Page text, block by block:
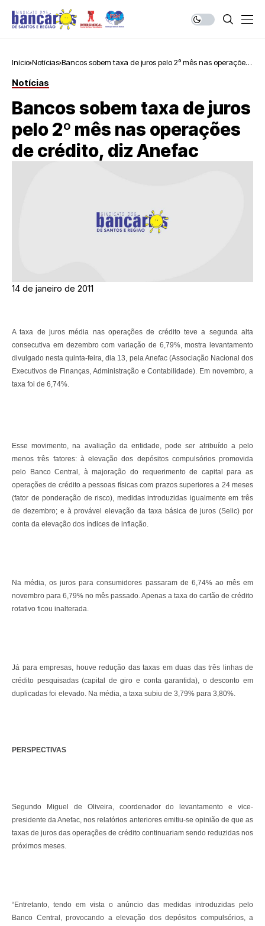
Início Notícias Bancos sobem taxa de juros pelo 2º mês nas operações
Notícias
Bancos sobem taxa de juros
pelo 2º mês nas operações
de crédito, diz Anefac
14 de janeiro de 2011
A taxa de juros média nas operações de crédito teve a segunda alta
consecutiva em dezembro com variação de 6,79%, mostra levantamento
divulgado nesta quinta-feira, dia 13, pela Anefac (Associação Nacional dos
Executivos de Finanças, Administração e Contabilidade). Em novembro, a
taxa foi de 6,74%.
Esse movimento, na avaliação da entidade, pode ser atribuído a pelo
menos três fatores: à elevação dos depósitos compulsórios promovida
pelo Banco Central, à majoração do requerimento de capital para as
operações de crédito a pessoas físicas com prazos superiores a 24 meses
(fator de ponderação de risco), medidas introduzidas igualmente em três
de dezembro; e à provável elevação da taxa básica de juros (Selic) por
conta da elevação dos índices de inflação.
Na média, os juros para consumidores passaram de 6,74% ao mês em
novembro para 6,79% no mês passado. Apenas a taxa do cartão de crédito
rotativo ficou inalterada.
Já para empresas, houve redução das taxas em duas das três linhas de
crédito pesquisadas (capital de giro e conta garantida), o desconto em
duplicadas foi elevado. Na média, a taxa subiu de 3,79% para 3,80%.
PERSPECTIVAS
Segundo Miguel de Oliveira, coordenador do levantamento e vice-
presidente da Anefac, nos relatórios anteriores emitiu-se opinião de que as
taxas de juros das operações de crédito continuariam sendo reduzidas nos
próximos meses.
“Entretanto, tendo em vista o anúncio das medidas introduzidas pelo
Banco Central, provocando a elevação dos depósitos compulsórios, a